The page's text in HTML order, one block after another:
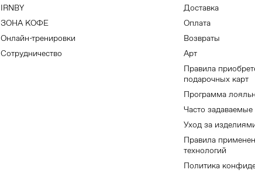
IRNBY
ЗОНА КОФЕ
Онлайн-тренировки
Сотрудничество
Доставка
Оплата
Возвраты
Арт
Правила
подарочных карт
Программа
Часто
Уход за
Правила
технологий
Политика